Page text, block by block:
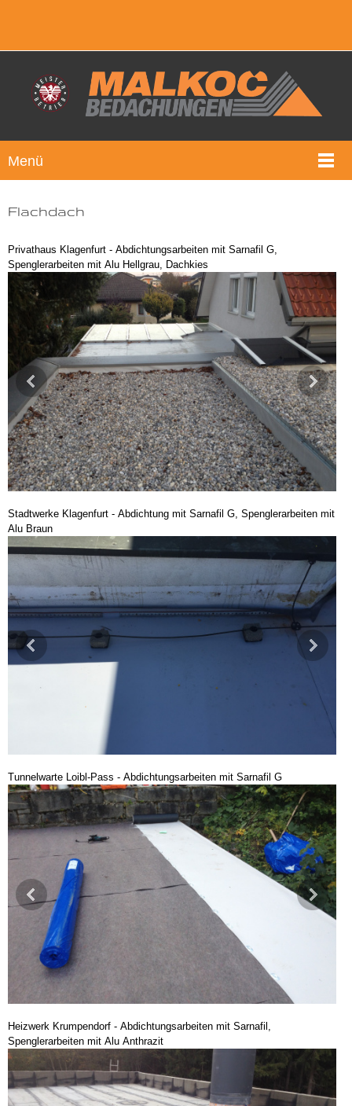
Menü
Flachdach
Privathaus Klagenfurt - Abdichtungsarbeiten mit Sarnafil G,
Spenglerarbeiten mit Alu Hellgrau, Dachkies
Stadtwerke Klagenfurt - Abdichtung mit Sarnafil G, Spenglerarbeiten mit
Alu Braun
Tunnelwarte Loibl-Pass - Abdichtungsarbeiten mit Sarnafil G
Heizwerk Krumpendorf - Abdichtungsarbeiten mit Sarnafil,
Spenglerarbeiten mit Alu Anthrazit